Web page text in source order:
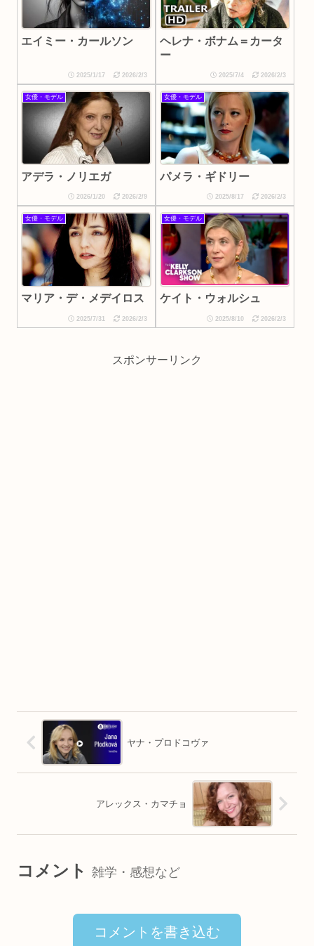
エイミー・カールソン
2025/1/17 2026/2/3
ヘレナ・ボナム＝カータ
ー
2025/7/4 2026/2/3
女優・モデル
アデラ・ノリエガ
2026/1/20 2026/2/9
女優・モデル
パメラ・ギドリー
2025/8/17 2026/2/3
女優・モデル
マリア・デ・メデイロス
2025/7/31 2026/2/3
女優・モデル
ケイト・ウォルシュ
2025/8/10 2026/2/3
スポンサーリンク
ヤナ・プロドコヴァ
アレックス・カマチョ
コメント 雑学・感想など
コメントを書き込む